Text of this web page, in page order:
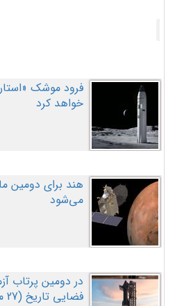
فرود موشک
خواهد کرد
هند برای دومین
می‌شود
در دومین پرتاب
فضایی تاریخ (27 مهر‌) چه اتفاقی افتاد؟